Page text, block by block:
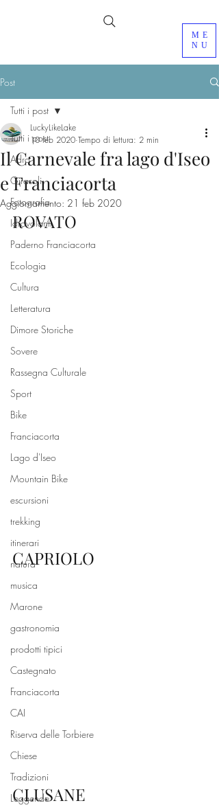
ME
NU
Post
Tutti i post
Adro
Girasoli
Fotografia
Idrovolanti
Paderno Franciacorta
Ecologia
Cultura
Letteratura
Dimore Storiche
Sovere
Rassegna Culturale
Sport
Bike
Franciacorta
Lago d'Iseo
Mountain Bike
escursioni
trekking
itinerari
natura
musica
Marone
gastronomia
prodotti tipici
Castegnato
Franciacorta
CAI
Riserva delle Torbiere
Chiese
Tradizioni
Leggende
Tutti i post
Il Carnevale fra lago d'Iseo
e Franciacorta
LuckyLikeLake
10 feb 2020 Tempo di lettura: 2 min
Aggiornamento: 21 feb 2020
ROVATO
CAPRIOLO
CLUSANE